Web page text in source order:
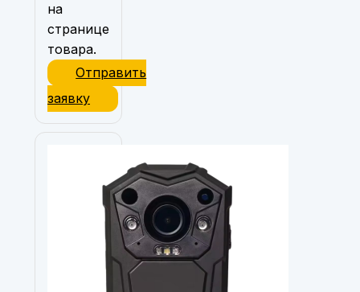
на
странице
товара.
Отправить
заявку